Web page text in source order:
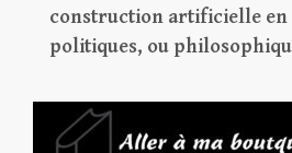
construction artificielle en
politiques, ou